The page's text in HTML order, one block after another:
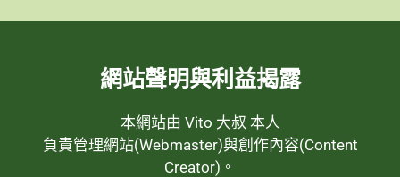
網站聲明與利益揭露
本網站由 Vito 大叔 本人
負責管理網站(Webmaster)與創作內容(Content
Creator)。